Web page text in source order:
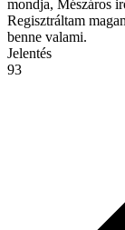
mondja, Mészáros
Regisztráltam
benne valami.
Jelentés
93